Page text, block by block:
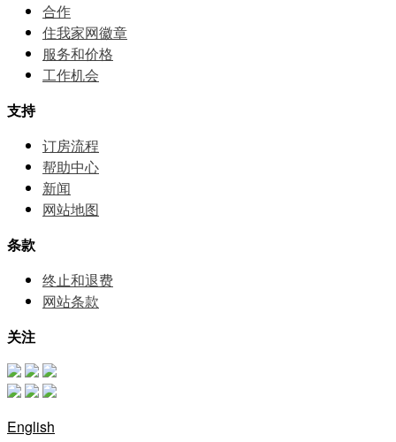
合作
住我家网徽章
服务和价格
⼯作机会
支持
订房流程
帮助中⼼
新闻
网站地图
条款
终止和退费
网站条款
关注
English